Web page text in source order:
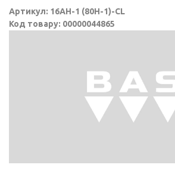
Артикул: 16AH-1 (80H-1)-CL
Код товару: 00000044865